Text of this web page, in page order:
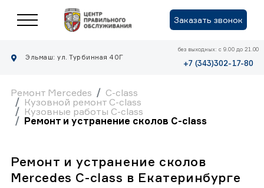
Заказать звонок
Эльмаш: ул. Турбинная 40Г
без выходных: с 9.00 до 21.00
+7 (343)302-17-80
Ремонт Mercedes
C-class
Кузовной ремонт C-class
Кузовные работы C-class
Ремонт и устранение сколов C-class
Ремонт и устранение сколов
Mercedes C-class в Екатеринбурге